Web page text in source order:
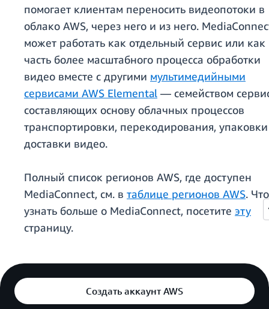
помогает клиентам переносить видеопотоки в
облако AWS, через него и из него.
может работать как отдельный сервис или как
часть более масштабного процесса обработки
видео вместе с другими мультимедийными
сервисами AWS Elemental — семейством
составляющих основу облачных процессов
транспортировки, перекодирования,
доставки видео.
Полный список регионов AWS, где доступен
MediaConnect, см. в таблице регионов AWS.
узнать больше о MediaConnect, посетите эту
страницу.
Создать аккаунт AWS